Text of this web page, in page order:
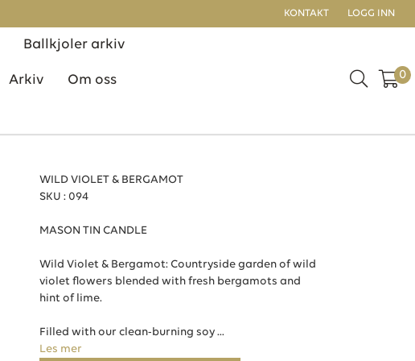
KONTAKT LOGG INN
Ballkjoler arkiv
Arkiv Om oss 0
WILD VIOLET & BERGAMOT
SKU : 094
MASON TIN CANDLE
Wild Violet & Bergamot: Countryside garden of wild
violet flowers blended with fresh bergamots and
hint of lime.
Filled with our clean-burning soy ...
Les mer